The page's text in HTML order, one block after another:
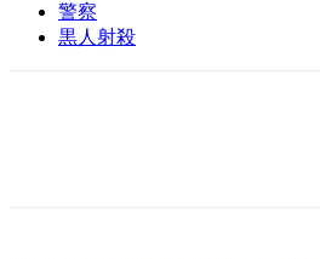
警察
黒人射殺